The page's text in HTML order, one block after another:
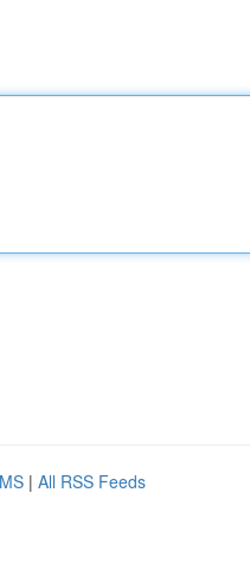
| All RSS Feeds